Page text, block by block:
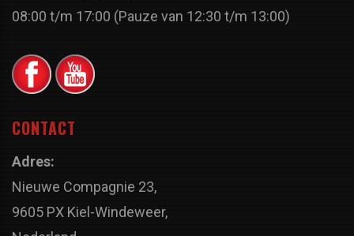
08:00 t/m 17:00 (Pauze van 12:30 t/m 13:00)
CONTACT
Adres:
Nieuwe Compagnie 23,
9605 PX Kiel-Windeweer,